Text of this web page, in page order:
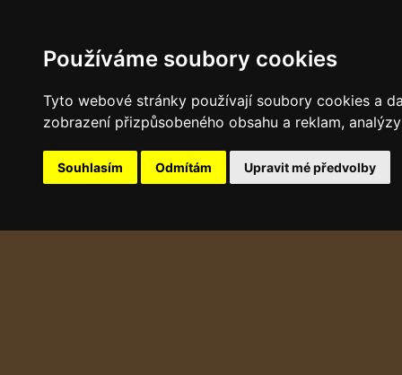
Používáme soubory cookies
Tyto webové stránky používají soubory cookies a
zobrazení přizpůsobeného obsahu a reklam,
Souhlasím Odmítám Upravit mé předvolby